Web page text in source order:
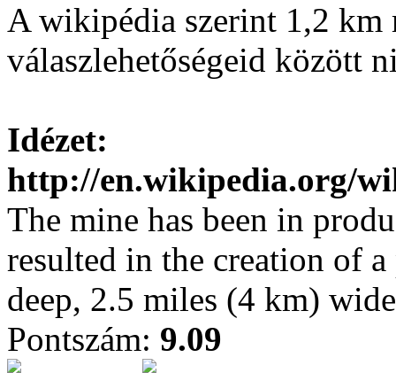
A wikipédia szerint 1,2 km
válaszlehetőségeid között
Idézet:
http://en.wikipedia.org/
The mine has been in
resulted in the creation of
deep, 2.5 miles (4 km)
Pontszám: 9.09